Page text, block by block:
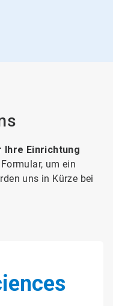
Ihre Einrichtung
um ein
uns in Kürze bei